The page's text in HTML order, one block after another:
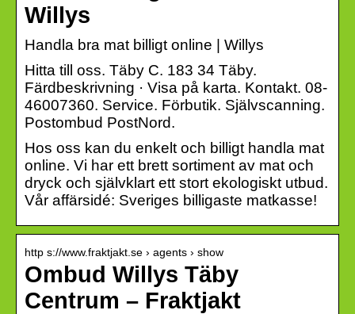
Willys
Handla bra mat billigt online | Willys
Hitta till oss. Täby C. 183 34 Täby.
Färdbeskrivning · Visa på karta. Kontakt. 08-
46007360. Service. Förbutik. Självscanning.
Postombud PostNord.
Hos oss kan du enkelt och billigt handla mat
online. Vi har ett brett sortiment av mat och
dryck och självklart ett stort ekologiskt utbud.
Vår affärsidé: Sveriges billigaste matkasse!
http s://www.fraktjakt.se › agents › show
Ombud Willys Täby
Centrum – Fraktjakt